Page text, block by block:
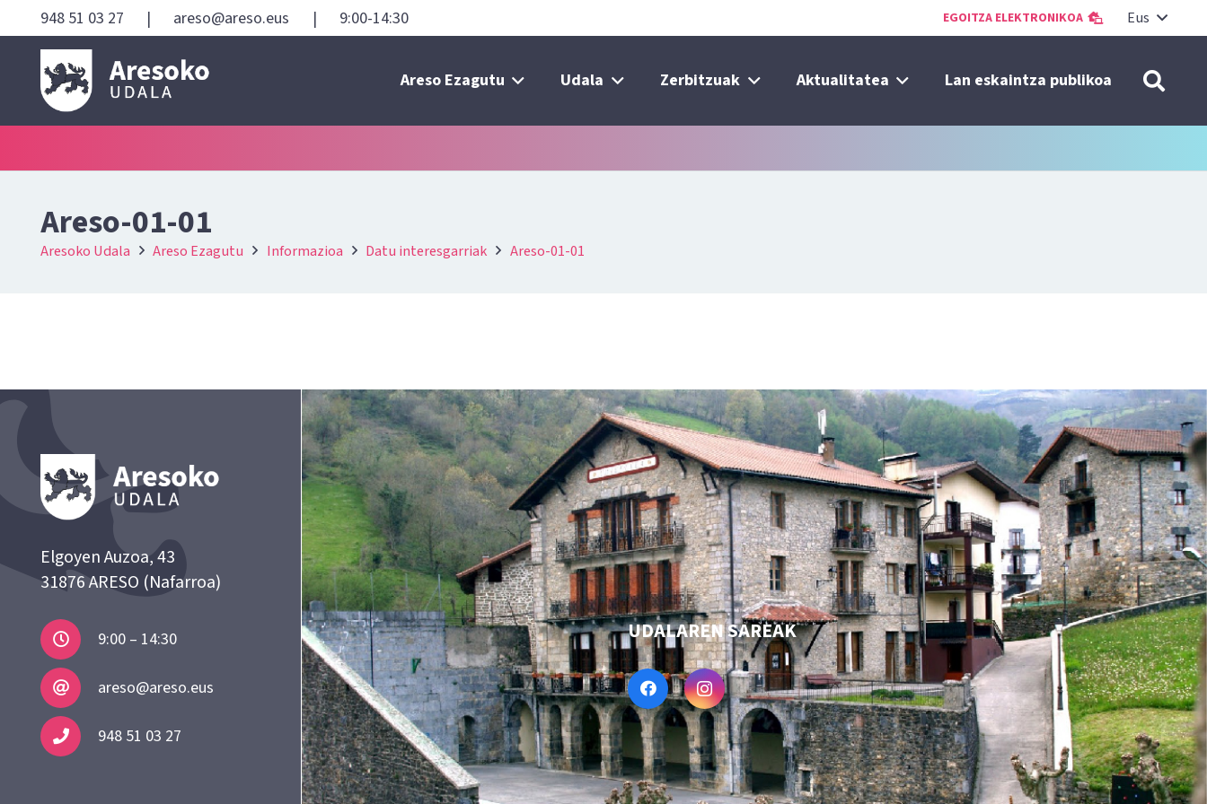
948 51 03 27 | areso@areso.eus | 9:00-14:30 EGOITZA ELEKTRONIKOA Eus
Areso Ezagutu Udala Zerbitzuak Aktualitatea Lan eskaintza publikoa
Areso-01-01
Aresoko Udala Areso Ezagutu Informazioa Datu interesgarriak Areso-01-01
Elgoyen Auzoa, 43
31876 ARESO (Nafarroa)
9:00 – 14:30
areso@areso.eus
948 51 03 27
UDALAREN SAREAK